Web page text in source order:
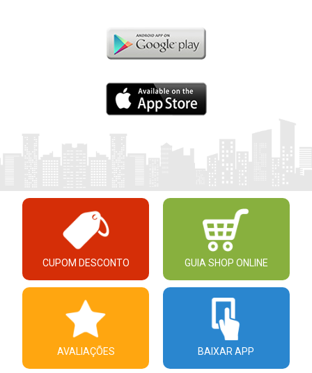
CUPOM DESCONTO GUIA SHOP ONLINE
AVALIAÇÕES BAIXAR APP